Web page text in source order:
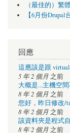
（最佳的）繁
【6月份
回應
這應該是跟
5 年 2 個月 之前
大概是...主機空
8 年 2 個月 之前
您好，昨日修改/
8 年 2 個月 之前
該資料夾是程式
8 年 2 個月 之前